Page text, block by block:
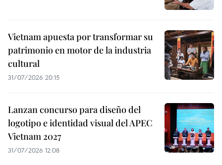
Vietnam apuesta por transformar su
patrimonio en motor de la industria
cultural
31/07/2026 20:15
Lanzan concurso para diseño del
logotipo e identidad visual del APEC
Vietnam 2027
31/07/2026 12:08